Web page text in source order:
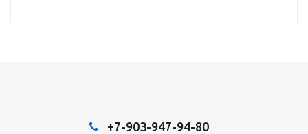
+7-903-947-94-80